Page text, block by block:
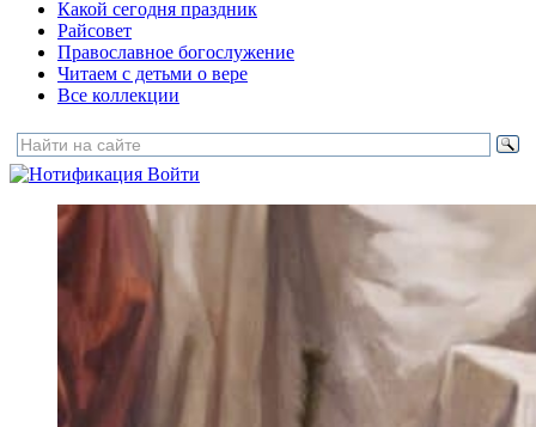
Какой сегодня праздник
Райсовет
Православное богослужение
Читаем с детьми о вере
Все коллекции
Войти